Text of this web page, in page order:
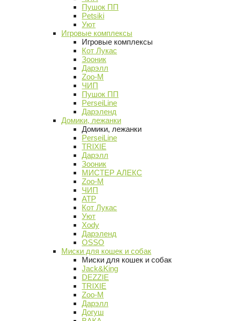
Пушок ПП
Petsiki
Уют
Игровые комплексы
Игровые комплексы
Кот Лукас
Зооник
Дарэлл
Zoo-M
ЧИП
Пушок ПП
PerseiLine
Дарэленд
Домики, лежанки
Домики, лежанки
PerseiLine
TRIXIE
Дарэлл
Зооник
МИСТЕР АЛЕКС
Zoo-M
ЧИП
АТР
Кот Лукас
Уют
Xody
Дарэленд
OSSO
Миски для кошек и собак
Миски для кошек и собак
Jack&King
DEZZIE
TRIXIE
Zoo-M
Дарэлл
Догуш